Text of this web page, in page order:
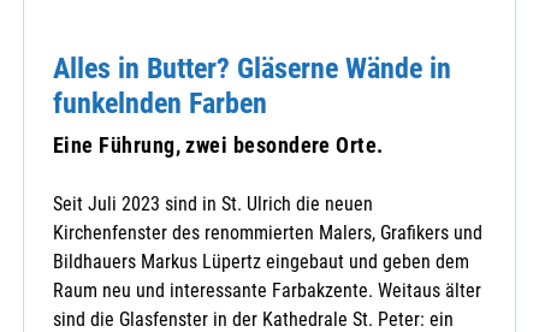
Alles in Butter? Gläserne Wände in
funkelnden Farben
Eine Führung, zwei besondere Orte.
Seit Juli 2023 sind in St. Ulrich die neuen
Kirchenfenster des renommierten Malers, Grafikers und
Bildhauers Markus Lüpertz eingebaut und geben dem
Raum neu und interessante Farbakzente. Weitaus älter
sind die Glasfenster in der Kathedrale St. Peter: ein